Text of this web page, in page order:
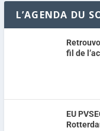
L’AGENDA DU
fil de
EU